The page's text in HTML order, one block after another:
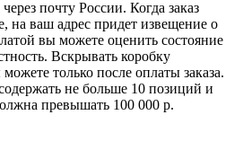
почту России. Когда заказ
на ваш адрес придет извещение о
вы можете оценить состояние
Вскрывать коробку
только после оплаты заказа.
не больше 10 позиций и
превышать 100 000 р.